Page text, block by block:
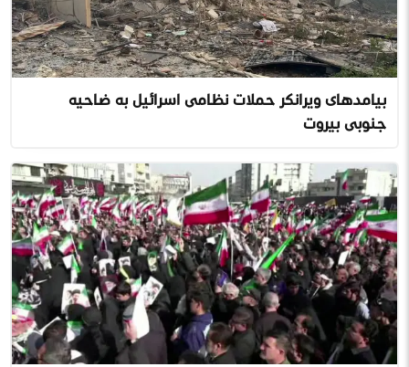
پیامدهای ویرانگر حملات نظامی اسرائیل به ضاحیه
جنوبی بیروت